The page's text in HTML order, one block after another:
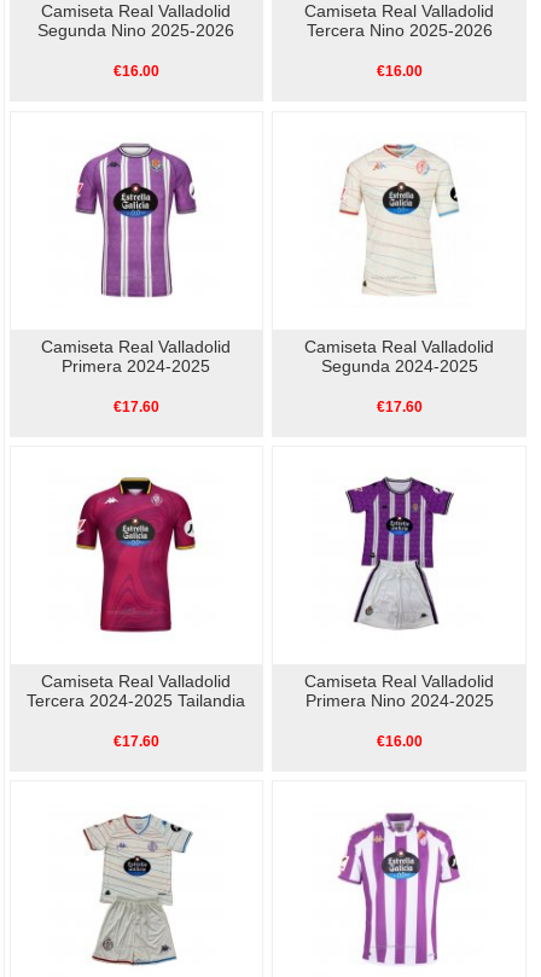
Camiseta Real Valladolid
Segunda Nino 2025-2026
€16.00
Camiseta Real Valladolid
Tercera Nino 2025-2026
€16.00
Camiseta Real Valladolid
Primera 2024-2025
€17.60
Camiseta Real Valladolid
Segunda 2024-2025
€17.60
Camiseta Real Valladolid
Tercera 2024-2025 Tailandia
€17.60
Camiseta Real Valladolid
Primera Nino 2024-2025
€16.00